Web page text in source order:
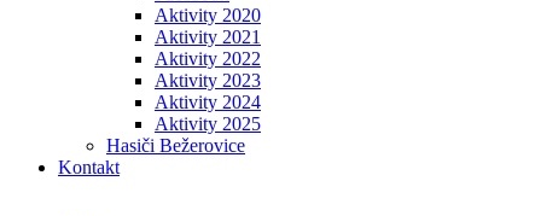
Aktivity 2020
Aktivity 2021
Aktivity 2022
Aktivity 2023
Aktivity 2024
Aktivity 2025
Hasiči Bežerovice
Kontakt